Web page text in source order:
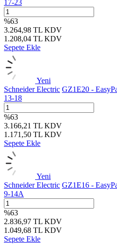
17-23
%63
3.264,98 TL KDV
1.208,04 TL KDV
Sepete Ekle
Yeni
Schneider Electric GZ1E20 -
13-18
%63
3.166,21 TL KDV
1.171,50 TL KDV
Sepete Ekle
Yeni
Schneider Electric GZ1E16 -
9-14A
%63
2.836,97 TL KDV
1.049,68 TL KDV
Sepete Ekle